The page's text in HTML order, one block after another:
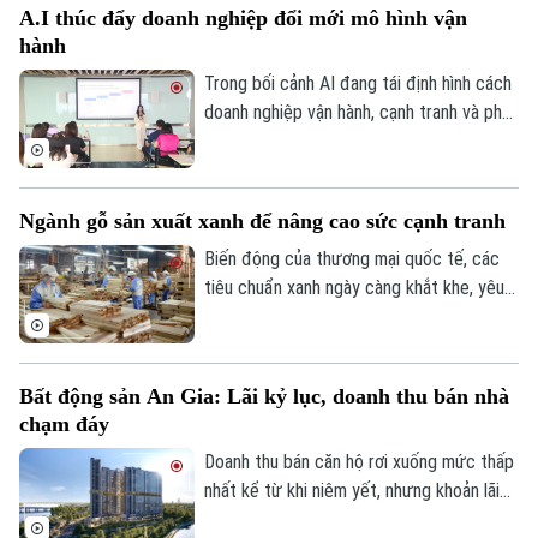
gian để doanh nghiệp Việt Nam và Nhật
thúc đẩy các cơ hội hợp tác thực chất.
A.I thúc đẩy doanh nghiệp đổi mới mô hình vận
hành
Trong bối cảnh AI đang tái định hình cách
doanh nghiệp vận hành, cạnh tranh và phát
hành thực chất. Thông tin được các diễn
giả nhấn mạnh tại sự kiện AI-Ready
Workforce tổ chức mới đây tại Hà Nội.
Ngành gỗ sản xuất xanh để nâng cao sức cạnh tranh
Biến động của thương mại quốc tế, các
tiêu chuẩn xanh ngày càng khắt khe, yêu
yêu cầu hoàn toàn mới đối với ngành gỗ
thị trường, xuất khẩu gỗ của Việt Nam
vẫn duy trì vị thế dẫn đầu nhờ khả năng
Bất động sản An Gia: Lãi kỷ lục, doanh thu bán nhà
chạm đáy
Doanh thu bán căn hộ rơi xuống mức thấp
nhất kể từ khi niêm yết, nhưng khoản lãi